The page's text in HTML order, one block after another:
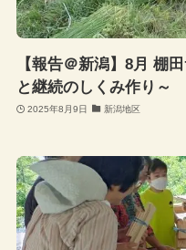
【報告＠新潟】8月 棚
と継続のしくみ作り～
2025年8月9日 新潟地区